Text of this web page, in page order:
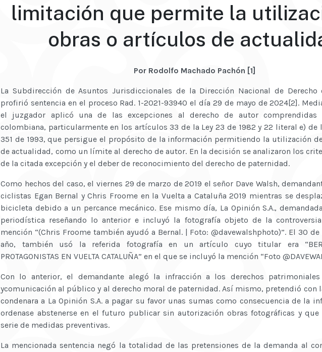
limitación que permite la
obras o artículos de
Por Rodolfo Machado Pachón [1]
La Subdirección de Asuntos Jurisdiccionales de la Dirección Nacional de Derecho
profirió sentencia en el proceso Rad. 1-2021-93940 el día 29 de mayo de 2024[2].
el juzgador aplicó una de las excepciones al derecho de autor comprendidas
colombiana, particularmente en los artículos 33 de la Ley 23 de 1982 y 22 literal e) de
351 de 1993, que persigue el propósito de la información permitiendo la utilización
de actualidad, como un límite al derecho de autor. En la decisión se analizaron los
de la citada excepción y el deber de reconocimiento del derecho de paternidad.
Como hechos del caso, el viernes 29 de marzo de 2019 el señor Dave Walsh,
ciclistas Egan Bernal y Chris Froome en la Vuelta a Cataluña 2019 mientras se
bicicleta debido a un percance mecánico. Ese mismo día, La Opinión S.A.,
periodística reseñando lo anterior e incluyó la fotografía objeto de la
mención “(Chris Froome también ayudó a Bernal. | Foto: @davewalshphoto)”. El 30
año, también usó la referida fotografía en un artículo cuyo titular era
PROTAGONISTAS EN VUELTA CATALUÑA” en el que se incluyó la mención “Foto
Con lo anterior, el demandante alegó la infracción a los derechos
ycomunicación al público y al derecho moral de paternidad. Así mismo, pretendió con
condenara a La Opinión S.A. a pagar su favor unas sumas como consecuencia de la
ordenase abstenerse en el futuro publicar sin autorización obras fotográficas y que
serie de medidas preventivas.
La mencionada sentencia negó la totalidad de las pretensiones de la demanda al